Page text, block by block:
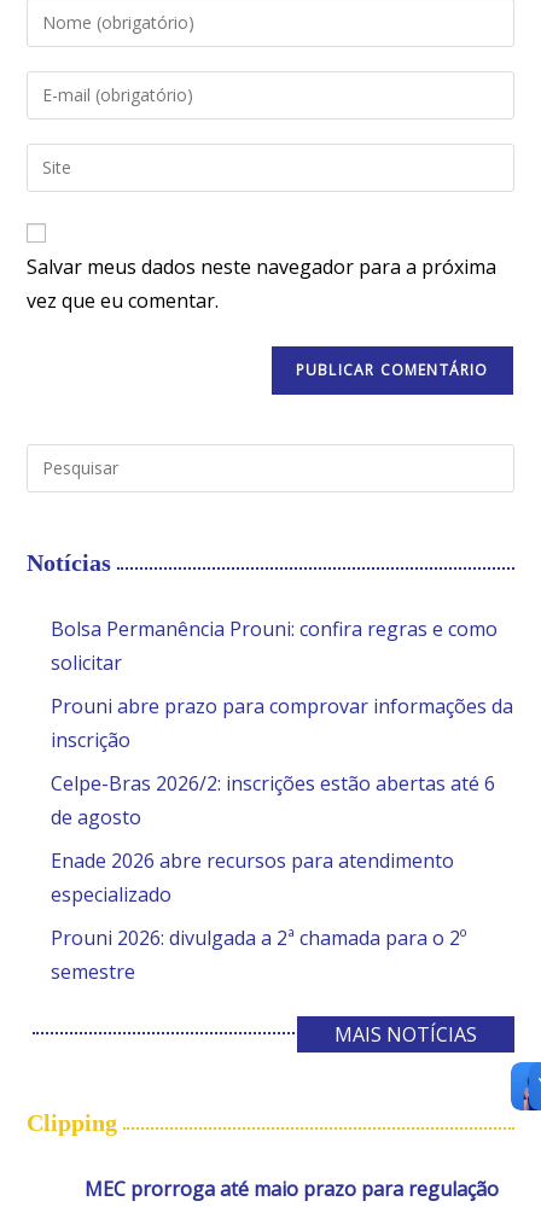
Salvar meus dados neste navegador para a próxima
vez que eu comentar.
Notícias
Bolsa Permanência Prouni: confira regras e como
solicitar
Prouni abre prazo para comprovar informações da
inscrição
Celpe-Bras 2026/2: inscrições estão abertas até 6
de agosto
Enade 2026 abre recursos para atendimento
especializado
Prouni 2026: divulgada a 2ª chamada para o 2º
semestre
MAIS NOTÍCIAS
Clipping
MEC prorroga até maio prazo para regulação